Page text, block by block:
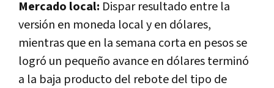
Mercado local: Dispar resultado entre la
versión en moneda local y en dólares,
mientras que en la semana corta en pesos se
logró un pequeño avance en dólares terminó
a la baja producto del rebote del tipo de